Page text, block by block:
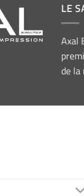
LE
Axal
de la